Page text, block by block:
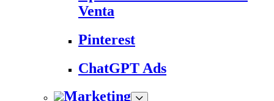
Venta
Pinterest
ChatGPT Ads
Marketing